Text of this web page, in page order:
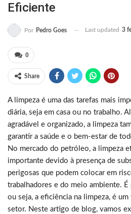
Eficiente
Por Pedro Goes Last updated 3
0
Share
A limpeza é uma das tarefas mais
diária, seja em casa ou no trabalho.
agradável e organizado, a limpeza
garantir a saúde e o bem-estar de
No mercado do petróleo, a limpeza
importante devido à presença de
perigosas que podem colocar em
trabalhadores e do meio ambiente.
ou seja, a eficiência na limpeza, é
setor. Neste artigo de blog, vamos